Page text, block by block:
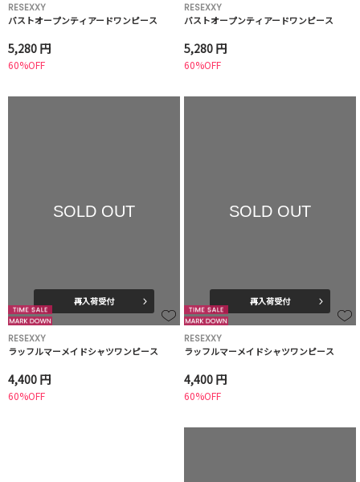
RESEXXY
バストオープンティアードワンピース
5,280 円
60%OFF
RESEXXY
バストオープンティアードワンピース
5,280 円
60%OFF
SOLD OUT
再入荷受付
RESEXXY
ラッフルマーメイドシャツワンピース
4,400 円
60%OFF
SOLD OUT
再入荷受付
RESEXXY
ラッフルマーメイドシャツワンピース
4,400 円
60%OFF